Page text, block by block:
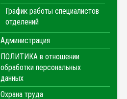
График работы специалистов
отделений
Администрация
ПОЛИТИКА в отношении
обработки персональных
данных
Охрана труда